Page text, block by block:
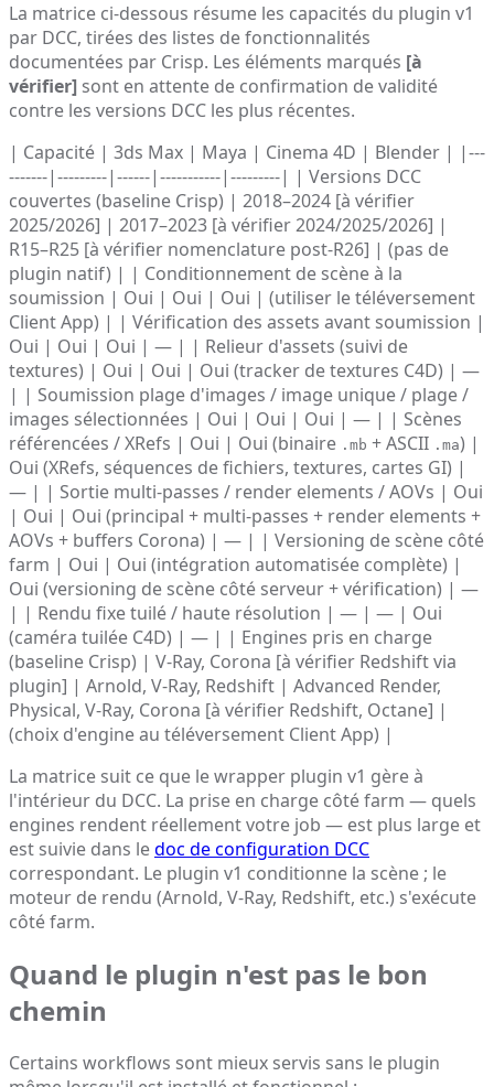
La matrice ci-dessous résume les capacités du plugin v1
par DCC, tirées des listes de fonctionnalités
documentées par Crisp. Les éléments marqués [à
vérifier] sont en attente de confirmation de validité
contre les versions DCC les plus récentes.
| Capacité | 3ds Max | Maya | Cinema 4D | Blender | |---
-------|---------|------|-----------|---------| | Versions DCC
couvertes (baseline Crisp) | 2018–2024 [à vérifier
2025/2026] | 2017–2023 [à vérifier 2024/2025/2026] |
R15–R25 [à vérifier nomenclature post-R26] | (pas de
plugin natif) | | Conditionnement de scène à la
soumission | Oui | Oui | Oui | (utiliser le téléversement
Client App) | | Vérification des assets avant soumission |
Oui | Oui | Oui | — | | Relieur d'assets (suivi de
textures) | Oui | Oui | Oui (tracker de textures C4D) | —
| | Soumission plage d'images / image unique / plage /
images sélectionnées | Oui | Oui | Oui | — | | Scènes
référencées / XRefs | Oui | Oui (binaire .mb + ASCII .ma) |
Oui (XRefs, séquences de fichiers, textures, cartes GI) |
— | | Sortie multi-passes / render elements / AOVs | Oui
| Oui | Oui (principal + multi-passes + render elements +
AOVs + buffers Corona) | — | | Versioning de scène côté
farm | Oui | Oui (intégration automatisée complète) |
Oui (versioning de scène côté serveur + vérification) | —
| | Rendu fixe tuilé / haute résolution | — | — | Oui
(caméra tuilée C4D) | — | | Engines pris en charge
(baseline Crisp) | V-Ray, Corona [à vérifier Redshift via
plugin] | Arnold, V-Ray, Redshift | Advanced Render,
Physical, V-Ray, Corona [à vérifier Redshift, Octane] |
(choix d'engine au téléversement Client App) |
La matrice suit ce que le wrapper plugin v1 gère à
l'intérieur du DCC. La prise en charge côté farm — quels
engines rendent réellement votre job — est plus large et
est suivie dans ledoc de configuration DCC
correspondant. Le plugin v1 conditionne la scène ; le
moteur de rendu (Arnold, V-Ray, Redshift, etc.) s'exécute
côté farm.
Quand le plugin n'est pas le bon
chemin
Certains workflows sont mieux servis sans le plugin